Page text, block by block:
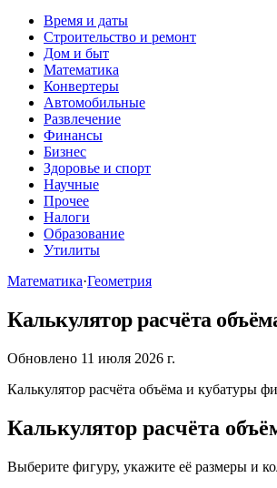
Время и даты
Строительство и ремонт
Дом и быт
Математика
Конвертеры
Автомобильные
Развлечение
Финансы
Бизнес
Здоровье и спорт
Научные
Прочее
Налоги
Образование
Утилиты
Математика·Геометрия
Калькулятор расчёта
Обновлено 11 июля 2026 г.
Калькулятор расчёта объёма и кубатуры
Калькулятор расчёта
Выберите фигуру, укажите её размеры и